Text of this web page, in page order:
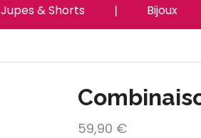
Jupes & Shorts ❘ Bijoux
59,90 €